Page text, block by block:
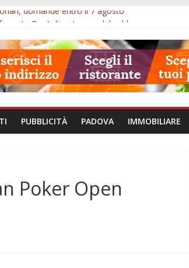
domande entro il 7 agosto
osservare davvero un’opera
morto, credito sul gasolio e IA nei Comuni
fino a settembre
PUBBLICITÀ PADOVA IMMOBILIARE
Poker Open